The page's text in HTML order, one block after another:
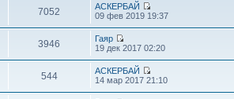
7052
АСКЕРБАЙ
09 фев 2019 19:37
3946
Гаяр
19 дек 2017 02:20
544
АСКЕРБАЙ
14 мар 2017 21:10